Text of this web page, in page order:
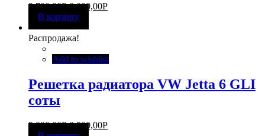
3 700,00Р 3 000,00Р
В корзину
Распродажа!
Add to wishlist
Решетка радиатора VW Jetta 6 GLI
соты
5 000,00Р 3 500,00Р